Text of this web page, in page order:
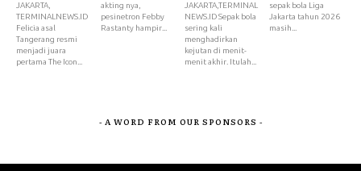
JAKARTA,
TERMINALNEWS.ID
Felicia asal
Tangerang resmi
menjadi juara
pertama The Icon...
akting nya,
pesinetron Febby
Rastanty hampir...
JAKARTA,TERMINAL
NEWS.ID Sepak bola
sering kali
menghadirkan
kejutan di menit-
menit akhir. Itulah...
sepak bola Liga
Jakarta tahun 2026
masih...
- A WORD FROM OUR SPONSORS -